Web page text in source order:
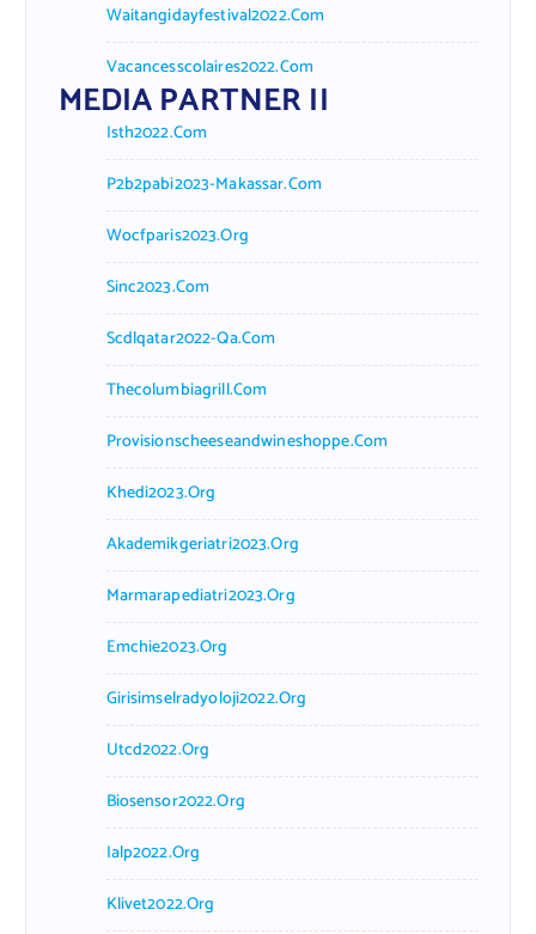
Waitangidayfestival2022.com
Vacancesscolaires2022.com
MEDIA PARTNER II
Isth2022.com
P2b2pabi2023-Makassar.com
Wocfparis2023.org
Sinc2023.com
Scdlqatar2022-Qa.com
Thecolumbiagrill.com
Provisionscheeseandwineshoppe.com
Khedi2023.org
Akademikgeriatri2023.org
Marmarapediatri2023.org
Emchie2023.org
Girisimselradyoloji2022.org
Utcd2022.org
Biosensor2022.org
Ialp2022.org
Klivet2022.org